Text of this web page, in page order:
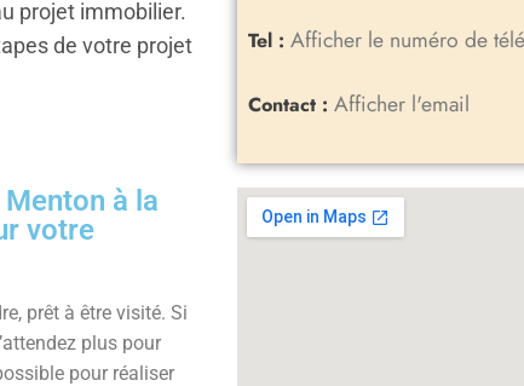
projet immobilier.
de votre projet
à la
votre
prêt à être visité. Si
plus pour
pour réaliser
Tel : Afficher le numéro de
Contact : Afficher l'email